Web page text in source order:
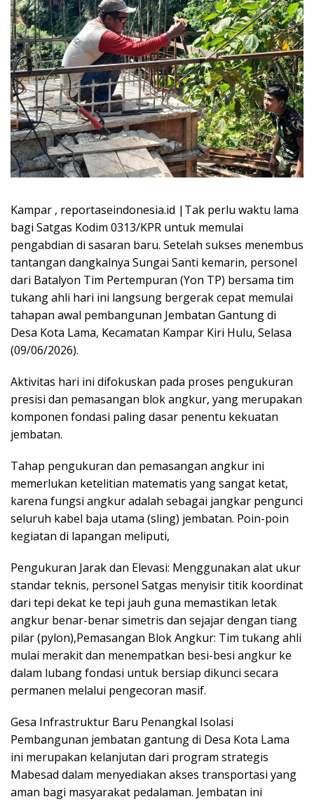
​Kampar , reportaseindonesia.id |Tak perlu waktu lama
bagi Satgas Kodim 0313/KPR untuk memulai
pengabdian di sasaran baru. Setelah sukses menembus
tantangan dangkalnya Sungai Santi kemarin, personel
dari Batalyon Tim Pertempuran (Yon TP) bersama tim
tukang ahli hari ini langsung bergerak cepat memulai
tahapan awal pembangunan Jembatan Gantung di
Desa Kota Lama, Kecamatan Kampar Kiri Hulu, Selasa
(09/06/2026).
​Aktivitas hari ini difokuskan pada proses pengukuran
presisi dan pemasangan blok angkur, yang merupakan
komponen fondasi paling dasar penentu kekuatan
jembatan.
​Tahap pengukuran dan pemasangan angkur ini
memerlukan ketelitian matematis yang sangat ketat,
karena fungsi angkur adalah sebagai jangkar pengunci
seluruh kabel baja utama (sling) jembatan. Poin-poin
kegiatan di lapangan meliputi,
​Pengukuran Jarak dan Elevasi: Menggunakan alat ukur
standar teknis, personel Satgas menyisir titik koordinat
dari tepi dekat ke tepi jauh guna memastikan letak
angkur benar-benar simetris dan sejajar dengan tiang
pilar (pylon),​Pemasangan Blok Angkur: Tim tukang ahli
mulai merakit dan menempatkan besi-besi angkur ke
dalam lubang fondasi untuk bersiap dikunci secara
permanen melalui pengecoran masif.
​Gesa Infrastruktur Baru Penangkal Isolasi
​Pembangunan jembatan gantung di Desa Kota Lama
ini merupakan kelanjutan dari program strategis
Mabesad dalam menyediakan akses transportasi yang
aman bagi masyarakat pedalaman. Jembatan ini